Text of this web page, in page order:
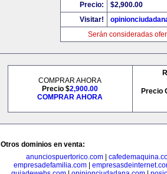
Precio:
$2,900.00
Visitar!
Serán consideradas
COMPRAR AHORA
Precio $2,900.00
COMPRAR AHORA
Precio
Otros dominios en venta:
anunciospuertorico.com|
empresadefamilia.com